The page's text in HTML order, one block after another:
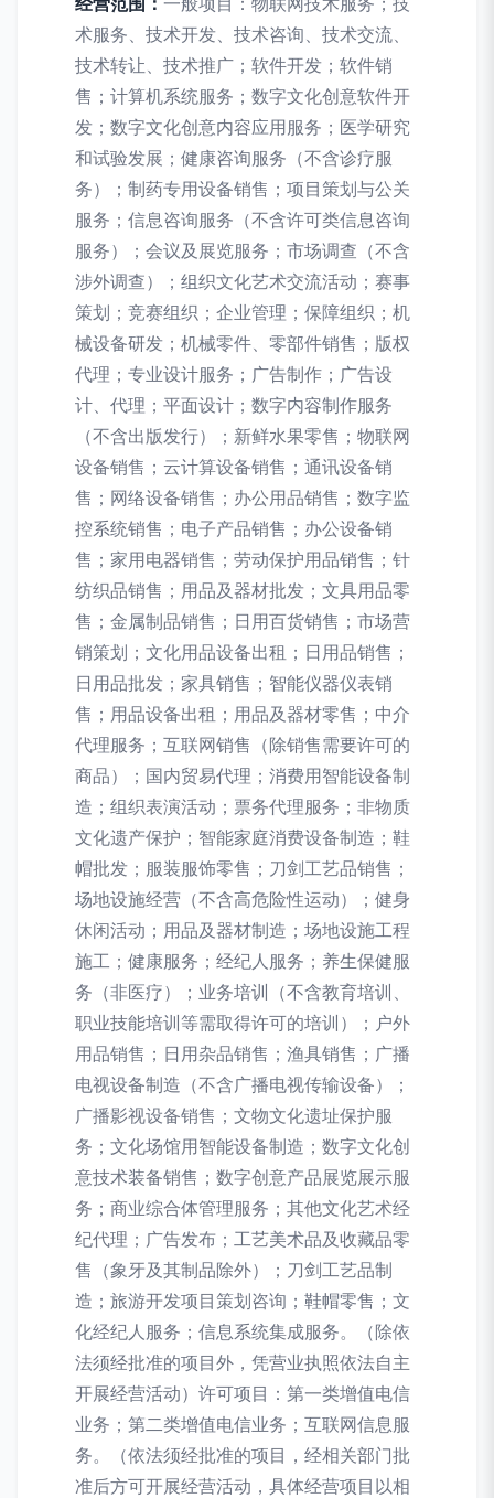
术服务、技术开发、技术咨询、技术交流、
技术转让、技术推广；软件开发；软件销
售；计算机系统服务；数字文化创意软件开
发；数字文化创意内容应用服务；医学研究
和试验发展；健康咨询服务（不含诊疗服
务）；制药专用设备销售；项目策划与公关
服务；信息咨询服务（不含许可类信息咨询
服务）；会议及展览服务；市场调查（不含
涉外调查）；组织文化艺术交流活动；赛事
策划；竞赛组织；企业管理；保障组织；机
械设备研发；机械零件、零部件销售；版权
代理；专业设计服务；广告制作；广告设
计、代理；平面设计；数字内容制作服务
（不含出版发行）；新鲜水果零售；物联网
设备销售；云计算设备销售；通讯设备销
售；网络设备销售；办公用品销售；数字监
控系统销售；电子产品销售；办公设备销
售；家用电器销售；劳动保护用品销售；针
纺织品销售；用品及器材批发；文具用品零
售；金属制品销售；日用百货销售；市场营
销策划；文化用品设备出租；日用品销售；
日用品批发；家具销售；智能仪器仪表销
售；用品设备出租；用品及器材零售；中介
代理服务；互联网销售（除销售需要许可的
商品）；国内贸易代理；消费用智能设备制
造；组织表演活动；票务代理服务；非物质
文化遗产保护；智能家庭消费设备制造；鞋
帽批发；服装服饰零售；刀剑工艺品销售；
场地设施经营（不含高危险性运动）；健身
休闲活动；用品及器材制造；场地设施工程
施工；健康服务；经纪人服务；养生保健服
务（非医疗）；业务培训（不含教育培训、
职业技能培训等需取得许可的培训）；户外
用品销售；日用杂品销售；渔具销售；广播
电视设备制造（不含广播电视传输设备）；
广播影视设备销售；文物文化遗址保护服
务；文化场馆用智能设备制造；数字文化创
意技术装备销售；数字创意产品展览展示服
务；商业综合体管理服务；其他文化艺术经
纪代理；广告发布；工艺美术品及收藏品零
售（象牙及其制品除外）；刀剑工艺品制
造；旅游开发项目策划咨询；鞋帽零售；文
化经纪人服务；信息系统集成服务。（除依
法须经批准的项目外，凭营业执照依法自主
开展经营活动）许可项目：第一类增值电信
业务；第二类增值电信业务；互联网信息服
务。（依法须经批准的项目，经相关部门批
准后方可开展经营活动，具体经营项目以相